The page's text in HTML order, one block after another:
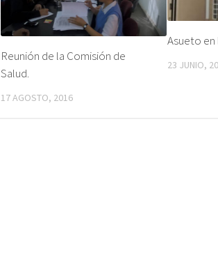
Reunión de la Comisión de
Salud.
17 AGOSTO, 2016
Asueto en
23 JUNIO,